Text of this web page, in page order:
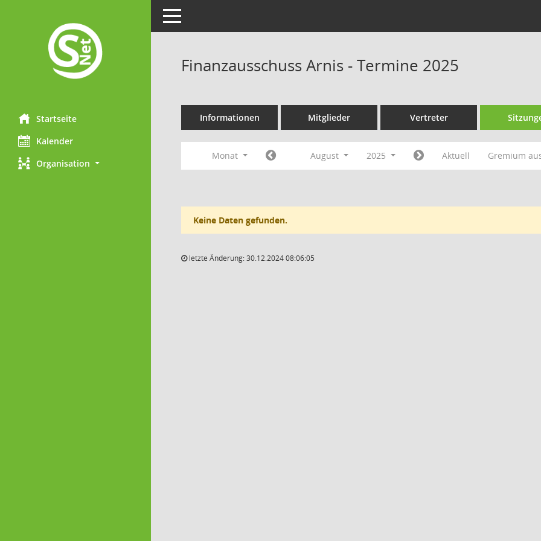
Startseite
Kalender
Organisation
Toggle navigation
Finanzausschuss Arnis - Termine 2025
Informationen Mitglieder Vertreter
Monat August 2025 Aktuell Gremium
Keine Daten gefunden.
letzte Änderung: 30.12.2024 08:06:05